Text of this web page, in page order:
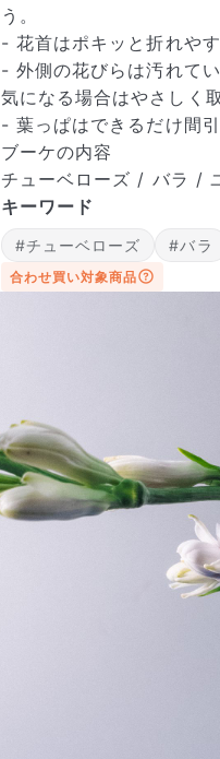
あった場合は、些細なこと
ださい。ご返金にて補償い
商品ページに掲載している
影したものです。お花は生
ズ・咲き方に個体差はあり
に近いものをお届けできる
す。
う。
- 花首はポキッと折れや
- 外側の花びらは汚れて
気になる場合はやさしく
- 葉っぱはできるだけ間
ブーケの内容
チューベローズ / バラ /
キーワード
#チューベローズ #バラ
合わせ買い対象商品